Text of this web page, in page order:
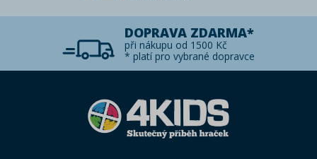
DOPRAVA ZDARMA*
při nákupu od 1500 Kč
* platí pro vybrané dopravce